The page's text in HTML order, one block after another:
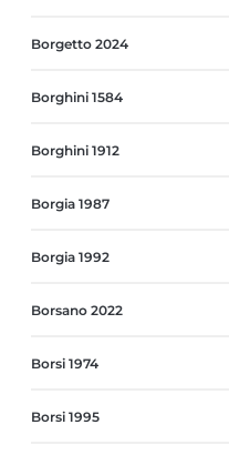
Borgetto 2024
Borghini 1584
Borghini 1912
Borgia 1987
Borgia 1992
Borsano 2022
Borsi 1974
Borsi 1995